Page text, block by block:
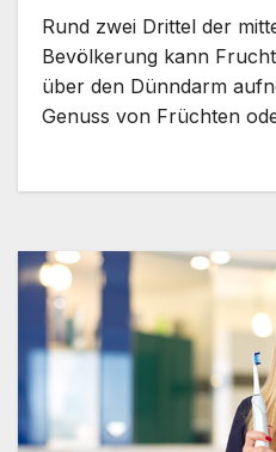
Rund zwei Drittel der
Bevölkerung kann
über den Dünndarm
Genuss von Früchten